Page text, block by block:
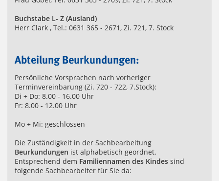
Buchstabe L- Z (Ausland)
Herr Clark , Tel.: 0631 365 - 2671, Zi. 721, 7. Stock
Abteilung Beurkundungen:
Persönliche Vorsprachen nach vorheriger
Terminvereinbarung (Zi. 720 - 722, 7.Stock):
Di + Do: 8.00 - 16.00 Uhr
Fr: 8.00 - 12.00 Uhr
Mo + Mi: geschlossen
Die Zuständigkeit in der Sachbearbeitung
Beurkundungen ist alphabetisch geordnet.
Entsprechend dem Familiennamen des Kindes sind
folgende Sachbearbeiter für Sie da: